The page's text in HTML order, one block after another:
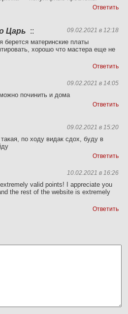
Ответить
09.02.2021 в 12:18
Царь ::
берется материнские платы
хорошо что мастера еще не
Ответить
09.02.2021 в 14:05
починить и дома
Ответить
09.02.2021 в 15:20
по ходу видак сдох, буду в
Ответить
10.02.2021 в 16:26
valid points! I appreciate you
the rest of the website is extremely
Ответить